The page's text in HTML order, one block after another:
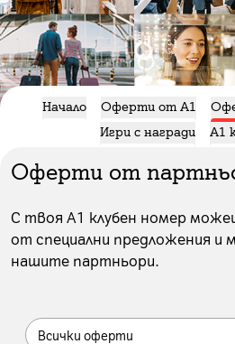
Начало Оферти от А1
Игри с награди
А1
Оферти от
С твоя А1 клубен номер
от специални предложения
нашите партньори.
Всички оферти